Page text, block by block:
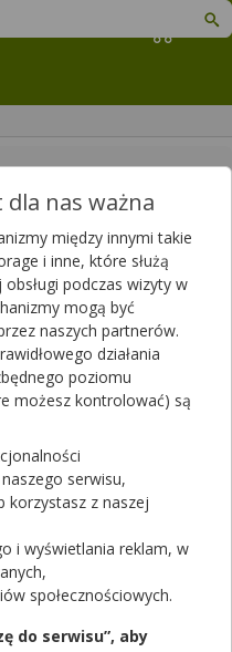
Koszyk
Drukuj/Zapisz
nas ważna
między innymi takie
i inne, które służą
podczas wizyty w
mogą być
naszych partnerów.
działania
poziomu
możesz kontrolować) są
serwisu,
korzystasz z naszej
i wyświetlania reklam, w
społecznościowych.
do serwisu”, aby